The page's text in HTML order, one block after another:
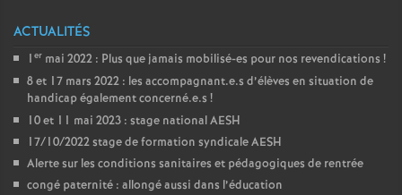
m
n
ACTUALITÉS
1 er mai 2022 : Plus que jamais mobilisé-es pour nos revendications !
8 et 17 mars 2022 : les accompagnant.e.s d’élèves en situation de
handicap également concerné.e.s !
10 et 11 mai 2023 : stage national AESH
17/10/2022 stage de formation syndicale AESH
Alerte sur les conditions sanitaires et pédagogiques de rentrée
congé paternité : allongé aussi dans l’éducation